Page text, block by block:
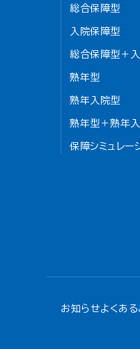
総合保障型
入院保障型
総合保障型＋
熟年型
熟年入院型
熟年型＋熟年
保障シミュレー
お知らせよくあ